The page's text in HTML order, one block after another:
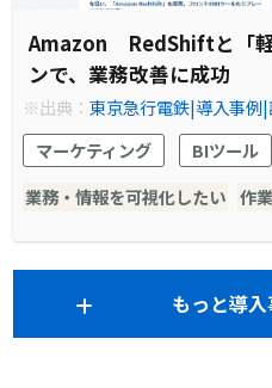
Amazon RedShiftと「軽
ンで、業務改善に成功
※出典：東京急行電鉄|導入事例
マーケティング
BIツール
業務・情報を可視化したい 作
もっと導